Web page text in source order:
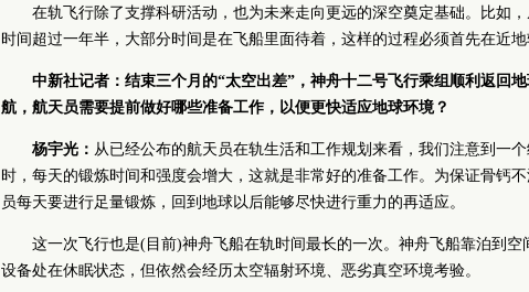
在轨飞行除了支撑科研活动，也为未来走向更远的深空奠定基础。比如
时间超过一年半，大部分时间是在飞船里面待着，这样的过程必须首先在近地
中新社记者：结束三个月的“太空出差”，神舟十二号飞行乘组顺利返回
航，航天员需要提前做好哪些准备工作，以便更快适应地球环境？
杨宇光： 从已经公布的航天员在轨生活和工作规划来看，我们注意到一
时，每天的锻炼时间和强度会增大，这就是非常好的准备工作。为保证骨钙
员每天要进行足量锻炼，回到地球以后能够尽快进行重力的再适应。
这一次飞行也是(目前)神舟飞船在轨时间最长的一次。神舟飞船靠泊到
设备处在休眠状态，但依然会经历太空辐射环境、恶劣真空环境考验。